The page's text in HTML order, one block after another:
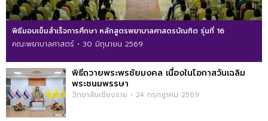
พิธีมอบเข็มสำเร็จการศึกษา หลักสูตรพยาบาลศาสตรบัณฑิต รุ่นที่ 16
คณะพยาบาลศาสตร์ • 30 มิถุนายน 2569
พิธีถวายพระพรชัยมงคล เนื่องในโอกาสวันเฉลิม
พระชนมพรรษา
วิทยาลัยเชียงราย • 24 กรกฎาคม 2569